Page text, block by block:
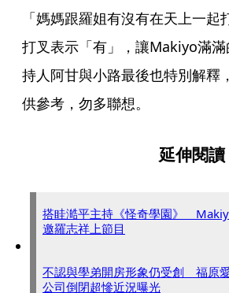
「媽媽跟羅姐有沒有在天上一
打叉表示「有」，讓Makiyo滿
持人阿甘與小路最後也特別解釋
供參考，勿多聯想。
延伸閱讀
搭眭澔平主持《怪奇學園》
邀羅志祥上節目
不認與學弟開房形象仍受創 福原
公司倒閉超慘近況曝光